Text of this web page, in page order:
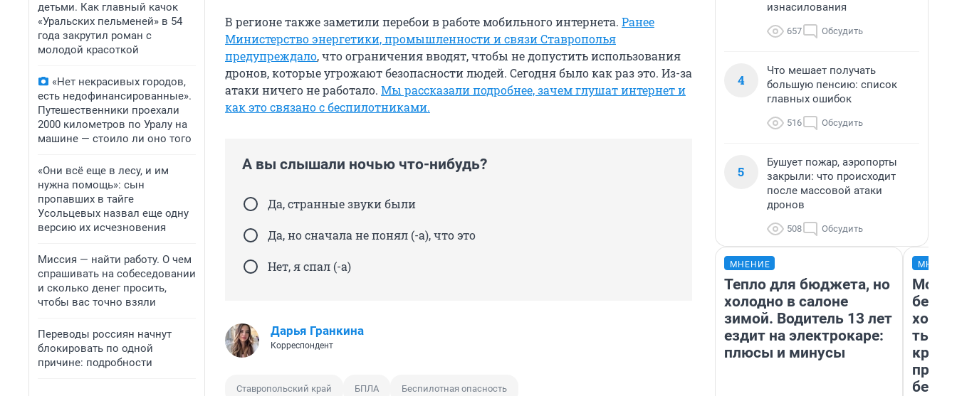
детьми. Как главный качок
«Уральских пельменей» в 54
года закрутил роман с
молодой красоткой
«Нет некрасивых городов,
есть недофинансированные».
Путешественники проехали
2000 километров по Уралу на
машине — стоило ли оно того
«Они всё еще в лесу, и им
нужна помощь»: сын
пропавших в тайге
Усольцевых назвал еще одну
версию их исчезновения
Миссия — найти работу. О чем
спрашивать на собеседовании
и сколько денег просить,
чтобы вас точно взяли
Переводы россиян начнут
блокировать по одной
причине: подробности
В регионе также заметили перебои в работе мобильного интернета. Ранее
Министерство энергетики, промышленности и связи Ставрополья
предупреждало,что ограничения вводят, чтобы не допустить использования
дронов, которые угрожают безопасности людей. Сегодня было как раз это. Из-за
атаки ничего не работало. Мы рассказали подробнее, зачем глушат интернет и
как это связано с беспилотниками.
А вы слышали ночью что-нибудь?
Да, странные звуки были
Да, но сначала не понял (-а), что это
Нет, я спал (-а)
Дарья Гранкина
Корреспондент
Ставропольский край БПЛА Беспилотная опасность
изнасилования
657 Обсудить
4
Что мешает получать
большую пенсию: список
главных ошибок
516 Обсудить
5
Бушует пожар, аэропорты
закрыли: что происходит
после массовой атаки
дронов
508 Обсудить
МНЕНИЕ
Тепло для бюджета, но
холодно в салоне
зимой. Водитель 13 лет
ездит на электрокаре:
плюсы и минусы
Мой